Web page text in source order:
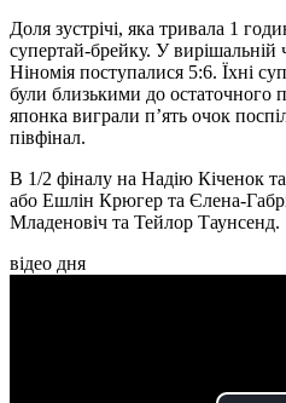
Доля зустрічі, яка тривала 1
супертай-брейку. У вирішальній
Ніномія поступалися 5:6. Їхні
були близькими до остаточного
японка виграли п’ять очок
півфінал.
В 1/2 фіналу на Надію Кіченок
або Ешлін Крюгер та Єлена-
Младеновіч та Тейлор Таунсенд.
відео дня